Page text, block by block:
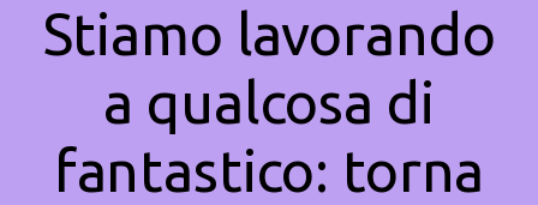
Stiamo lavorando
a qualcosa di
fantastico: torna